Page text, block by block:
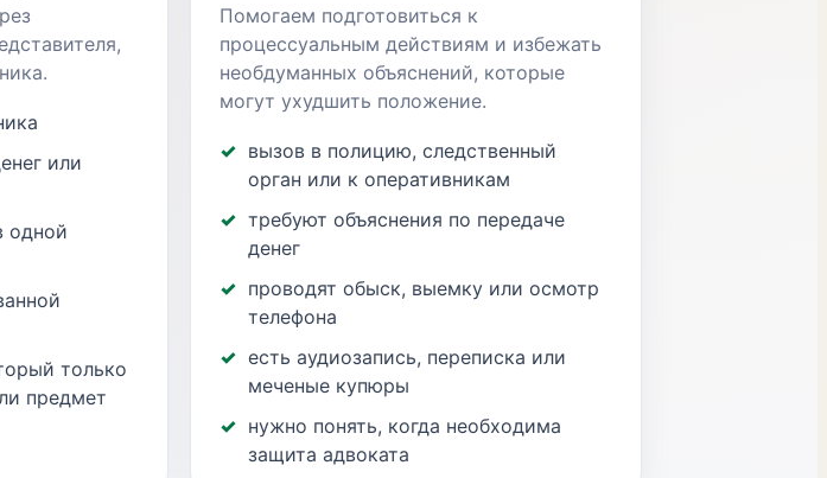
или
одной
только
предмет
Помогаем подготовиться к
процессуальным действиям и избежать
необдуманных объяснений, которые
могут ухудшить положение.
вызов в полицию, следственный
орган или к оперативникам
требуют объяснения по передаче
денег
проводят обыск, выемку или осмотр
телефона
есть аудиозапись, переписка или
меченые купюры
нужно понять, когда необходима
защита адвоката